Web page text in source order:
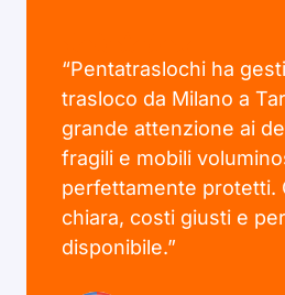
“Pentatraslochi ha
trasloco da Milano a
grande attenzione ai
fragili e mobili
perfettamente protetti.
chiara, costi giusti e
disponibile.”